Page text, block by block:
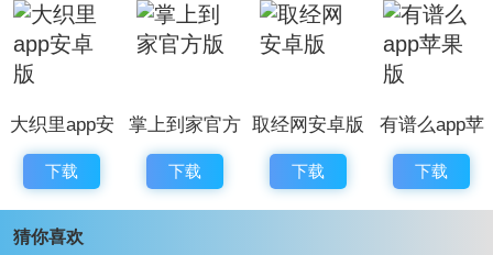
3、调整了部分页面布局，让界面更加整洁美观
4、新增模块
大织里app安
卓版
下载
掌上到家官方
版
下载
取经网安卓版
下载
有谱么app苹
果版
下载
猜你喜欢